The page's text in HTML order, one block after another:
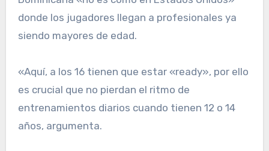
donde los jugadores llegan a profesionales ya
siendo mayores de edad.
«Aquí, a los 16 tienen que estar «ready», por ello
es crucial que no pierdan el ritmo de
entrenamientos diarios cuando tienen 12 o 14
años, argumenta.